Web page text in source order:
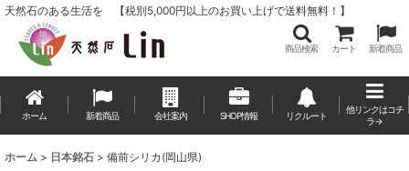
天然石のある生活を 【税別5,000円以上のお買い上げで送料無料！】
商品検索 カート 新着商品
ホーム 新着商品 会社案内 SHOP情報 リクルート
他リンクはコチ
ラ→
ホーム > 日本銘石 > 備前シリカ(岡山県)